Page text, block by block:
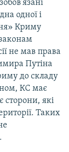
одної і
Криму
законам
не мав права
Путіна
до складу
КС має
сторони, які
Таких